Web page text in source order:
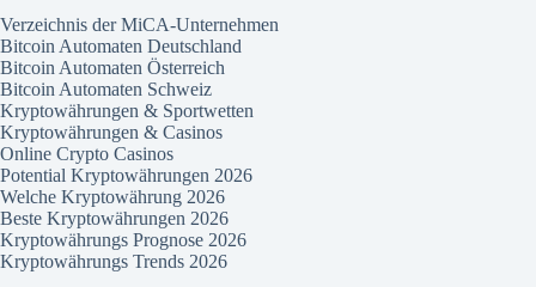
Verzeichnis der MiCA-Unternehmen
Bitcoin Automaten Deutschland
Bitcoin Automaten Österreich
Bitcoin Automaten Schweiz
Kryptowährungen & Sportwetten
Kryptowährungen & Casinos
Online Crypto Casinos
Potential Kryptowährungen 2026
Welche Kryptowährung 2026
Beste Kryptowährungen 2026
Kryptowährungs Prognose 2026
Kryptowährungs Trends 2026